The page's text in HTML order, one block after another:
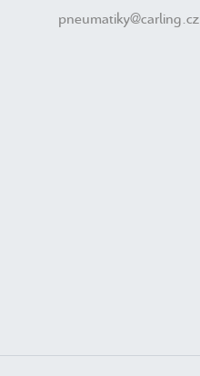
pneumatiky@carling.cz